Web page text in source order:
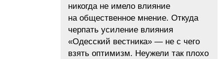
никогда не имело влияние
на общественное мнение. Откуда
черпать усиление влияния
«Одесский вестника» — не с чего
взять оптимизм. Неужели так плохо